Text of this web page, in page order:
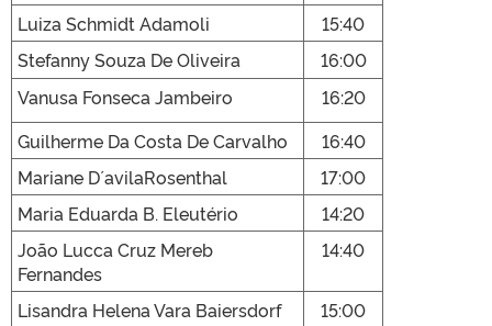
Luiza Schmidt Adamoli
15:40
Stefanny Souza De Oliveira
16:00
Vanusa Fonseca Jambeiro
16:20
Guilherme Da Costa De Carvalho
16:40
Mariane D ́avilaRosenthal
17:00
Maria Eduarda B. Eleutério
14:20
João Lucca Cruz Mereb
Fernandes
14:40
Lisandra Helena Vara Baiersdorf 15:00